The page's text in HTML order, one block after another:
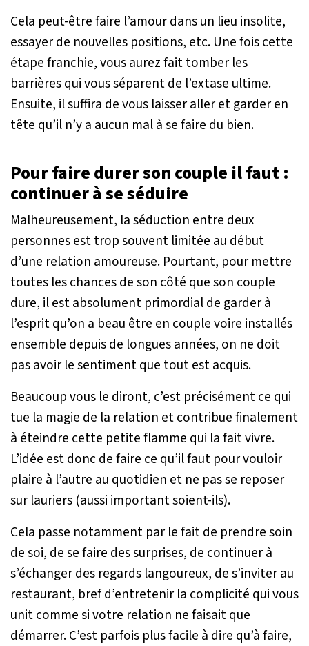
Cela peut-être faire l’amour dans un lieu insolite,
essayer de nouvelles positions, etc. Une fois cette
étape franchie, vous aurez fait tomber les
barrières qui vous séparent de l’extase ultime.
Ensuite, il suffira de vous laisser aller et garder en
tête qu’il n’y a aucun mal à se faire du bien.
Pour faire durer son couple il faut :
continuer à se séduire
Malheureusement, la séduction entre deux
personnes est trop souvent limitée au début
d’une relation amoureuse. Pourtant, pour mettre
toutes les chances de son côté que son couple
dure, il est absolument primordial de garder à
l’esprit qu’on a beau être en couple voire installés
ensemble depuis de longues années, on ne doit
pas avoir le sentiment que tout est acquis.
Beaucoup vous le diront, c’est précisément ce qui
tue la magie de la relation et contribue finalement
à éteindre cette petite flamme qui la fait vivre.
L’idée est donc de faire ce qu’il faut pour vouloir
plaire à l’autre au quotidien et ne pas se reposer
sur lauriers (aussi important soient-ils).
Cela passe notamment par le fait de prendre soin
de soi, de se faire des surprises, de continuer à
s’échanger des regards langoureux, de s’inviter au
restaurant, bref d’entretenir la complicité qui vous
unit comme si votre relation ne faisait que
démarrer. C’est parfois plus facile à dire qu’à faire,